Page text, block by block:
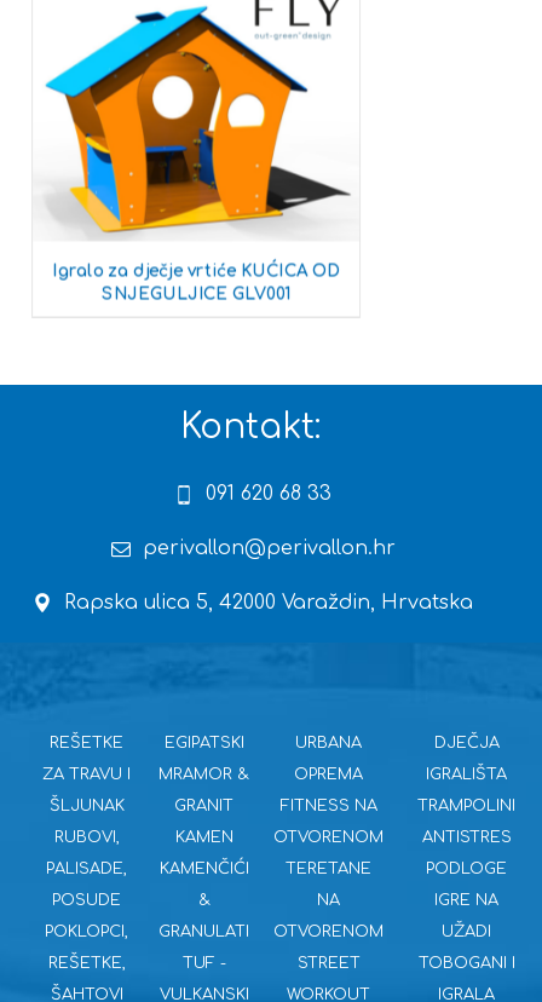
Igralo za dječje vrtiće KUĆICA OD
SNJEGULJICE GLV001
Kontakt:
091 620 68 33
perivallon@perivallon.hr
Rapska ulica 5, 42000 Varaždin, Hrvatska
REŠETKE
ZA TRAVU I
ŠLJUNAK
RUBOVI,
PALISADE,
POSUDE
POKLOPCI,
REŠETKE,
ŠAHTOVI
EGIPATSKI
MRAMOR &
GRANIT
KAMEN
KAMENČIĆI
&
GRANULATI
TUF -
VULKANSKI
URBANA
OPREMA
FITNESS NA
OTVORENOM
TERETANE
NA
OTVORENOM
STREET
WORKOUT
DJEČJA
IGRALIŠTA
TRAMPOLINI
ANTISTRES
PODLOGE
IGRE NA
UŽADI
TOBOGANI I
IGRALA